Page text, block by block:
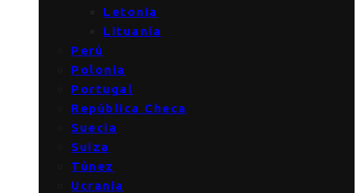
Letonia
Lituania
Perú
Polonia
Portugal
República Checa
Suecia
Suiza
Túnez
Ucrania